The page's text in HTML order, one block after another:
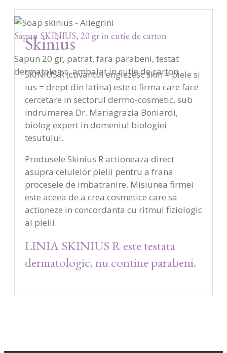
Sapun SKINIUS, 20 gr in cutie de carton
Sapun 20 gr, patrat, fara parabeni, testat
dermatologic, ambalat in cutie de carton
Skinius
SKINIUS R (cuvantul englezesc skin = piele si
ius = drept din latina) este o firma care face
cercetare in sectorul dermo-cosmetic, sub
indrumarea Dr. Mariagrazia Boniardi,
biolog expert in domeniul biologiei
tesutului.
Produsele Skinius R actioneaza direct
asupra celulelor pielii pentru a frana
procesele de imbatranire. Misiunea firmei
este aceea de a crea cosmetice care sa
actioneze in concordanta cu ritmul fiziologic
al pielii.
LINIA SKINIUS R este testata
dermatologic, nu contine parabeni.